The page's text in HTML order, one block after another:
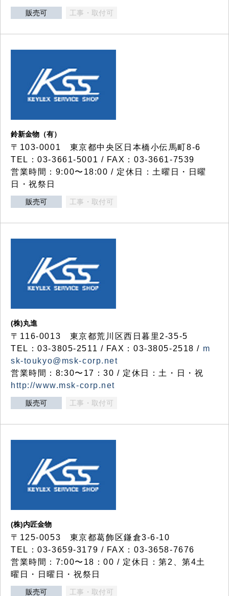
販売可 工事・取付可
鈴新金物（有）
〒103-0001 東京都中央区日本橋小伝馬町8-6
TEL：03-3661-5001 / FAX：03-3661-7539
営業時間：9:00〜18:00 / 定休日：土曜日・日曜
日・祝祭日
販売可 工事・取付可
(株)丸進
〒116-0013 東京都荒川区西日暮里2-35-5
TEL：03-3805-2511 / FAX：03-3805-2518 / m
sk-toukyo@msk-corp.net
営業時間：8:30〜17：30 / 定休日：土・日・祝
http://www.msk-corp.net
販売可 工事・取付可
(株)内匠金物
〒125-0053 東京都葛飾区鎌倉3-6-10
TEL：03-3659-3179 / FAX：03-3658-7676
営業時間：7:00〜18：00 / 定休日：第2、第4土
曜日・日曜日・祝祭日
販売可 工事・取付可